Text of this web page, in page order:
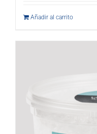
Añadir al carrito